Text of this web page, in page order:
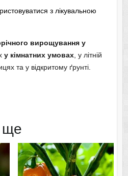
з лікувальною
вирощування у
у кімнатних умовах, у літній
та у відкритому ґрунті.
ще